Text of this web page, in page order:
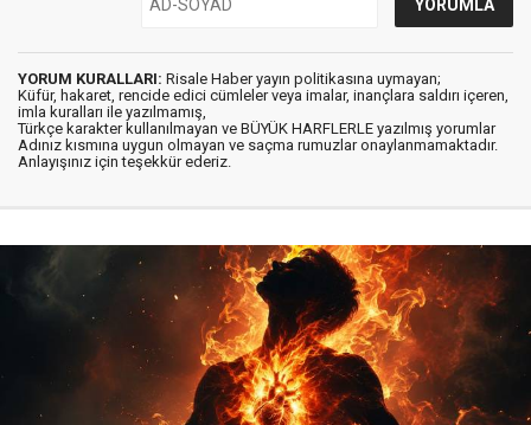
YORUM KURALLARI: Risale Haber yayın politikasına uymayan;
Küfür, hakaret, rencide edici cümleler veya imalar, inançlara saldırı içeren,
imla kuralları ile yazılmamış,
Türkçe karakter kullanılmayan ve BÜYÜK HARFLERLE yazılmış yorumlar
Adınız kısmına uygun olmayan ve saçma rumuzlar onaylanmamaktadır.
Anlayışınız için teşekkür ederiz.